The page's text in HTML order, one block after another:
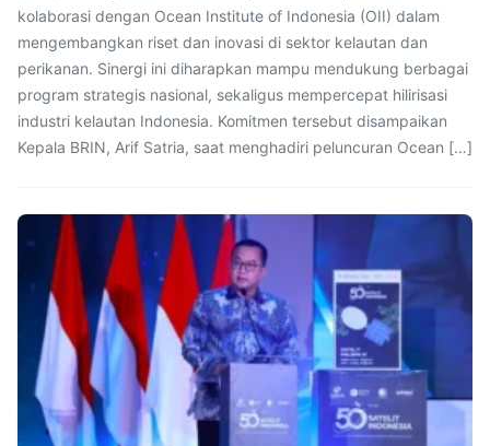
kolaborasi dengan Ocean Institute of Indonesia (OII) dalam
mengembangkan riset dan inovasi di sektor kelautan dan
perikanan. Sinergi ini diharapkan mampu mendukung berbagai
program strategis nasional, sekaligus mempercepat hilirisasi
industri kelautan Indonesia. Komitmen tersebut disampaikan
Kepala BRIN, Arif Satria, saat menghadiri peluncuran Ocean […]